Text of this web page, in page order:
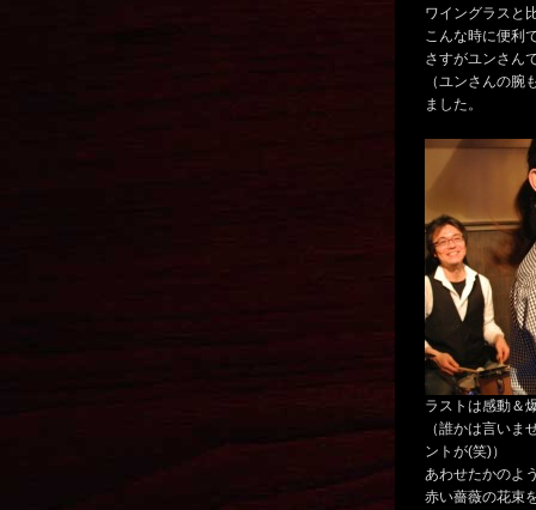
ワイングラスと
こんな時に便利
さすがユンさん
（ユンさんの腕
ました。
ラストは感動＆
（誰かは言いま
ントが(笑)）
あわせたかのよ
赤い薔薇の花束